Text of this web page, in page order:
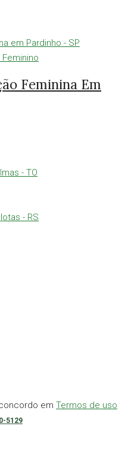
Feminino
Feminina Em
em Termos de uso
5129